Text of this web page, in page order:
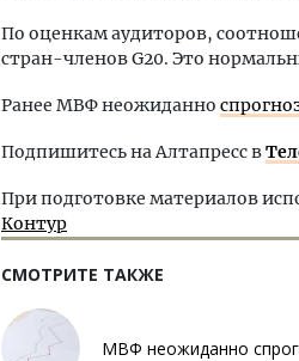
По оценкам аудиторов,
стран-членов G20. Это
Ранее МВФ неожиданно
Подпишитесь на Алтапресс в
При подготовке материалов
Контур
СМОТРИТЕ ТАКЖЕ
МВФ неожиданно